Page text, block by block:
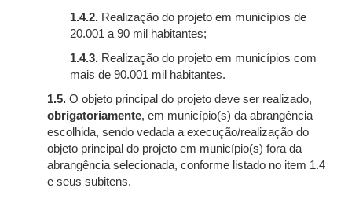
1.4.2. Realização do projeto em municípios de
20.001 a 90 mil habitantes;
1.4.3. Realização do projeto em municípios com
mais de 90.001 mil habitantes.
1.5. O objeto principal do projeto deve ser realizado,
obrigatoriamente, em município(s) da abrangência
escolhida, sendo vedada a execução/realização do
objeto principal do projeto em município(s) fora da
abrangência selecionada, conforme listado no item 1.4
e seus subitens.